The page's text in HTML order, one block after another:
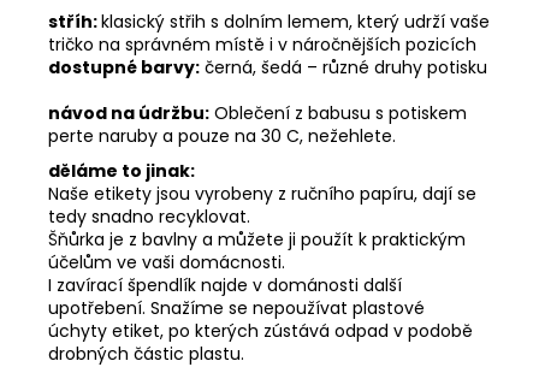
stříh:klasický střih s dolním lemem, který udrží vaše
tričko na správném místě i v náročnějších pozicích
dostupné barvy: černá, šedá – různé druhy potisku
návod na údržbu: Oblečení z babusu s potiskem
perte naruby a pouze na 30 C, nežehlete.
děláme to jinak:
Naše etikety jsou vyrobeny z ručního papíru, dají se
tedy snadno recyklovat.
Šňůrka je z bavlny a můžete ji použít k praktickým
účelům ve vaši domácnosti.
I zavírací špendlík najde v dománosti další
upotřebení. Snažíme se nepoužívat plastové
úchyty etiket, po kterých zústává odpad v podobě
drobných částic plastu.